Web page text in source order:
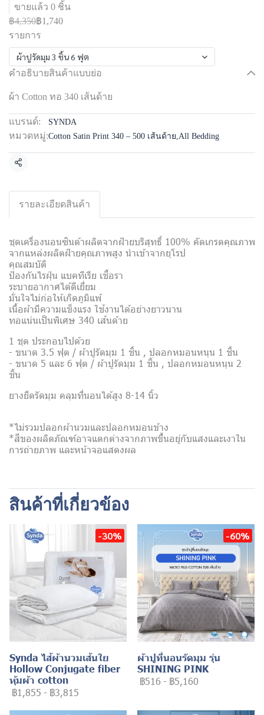
ขายแล้ว 0 ชิ้น
฿4,350฿1,740
รายการ
ผ้าปูรัดมุม 3 ชิ้น 6 ฟุต
คำอธิบายสินค้าแบบย่อ
ผ้า Cotton ทอ 340 เส้นด้าย
แบรนด์: SYNDA
หมวดหมู่:Cotton Satin Print 340 – 500 เส้นด้าย,All Bedding
แชร์
รายละเอียดสินค้า
ชุดเครื่องนอนซินด้าผลิตจากฝ้ายบริสุทธิ์ 100% คัดเกรดคุณภาพ
จากแหล่งผลิตฝ้ายคุณภาพสูง นำเข้าจากยุโรป
คุณสมบัติ
ป้องกันไรฝุ่น แบคทีเรีย เชื้อรา
ระบายอากาศได้ดีเยี่ยม
มั่นใจไม่ก่อให้เกิดภูมิแพ้
เนื้อผ้ามีความแข็งแรง ใช้งานได้อย่างยาวนาน
ทอแน่นเป็นพิเศษ 340 เส้นด้าย
1 ชุด ประกอบไปด้วย
- ขนาด 3.5 ฟุต / ผ้าปูรัดมุม 1 ชิ้น , ปลอกหมอนหนุน 1 ชิ้น
- ขนาด 5 และ 6 ฟุต / ผ้าปูรัดมุม 1 ชิ้น , ปลอกหมอนหนุน 2
ชิ้น
ยางยืดรัดมุม คลุมที่นอนได้สูง 8-14 นิ้ว
*ไม่รวมปลอกผ้านวมและปลอกหมอนข้าง
*สีของผลิตภัณฑ์อาจแตกต่างจากภาพขึ้นอยู่กับแสงและเงาใน
การถ่ายภาพ และหน้าจอแสดงผล
สินค้าที่เกี่ยวข้อง
-30%
Synda ไส้ผ้านวมเส้นใย
Hollow Conjugate fiber
หุ้มผ้า cotton
฿1,855 - ฿3,815
-60%
ผ้าปูที่นอนรัดมุม รุ่น
SHINING PINK
฿516 - ฿5,160